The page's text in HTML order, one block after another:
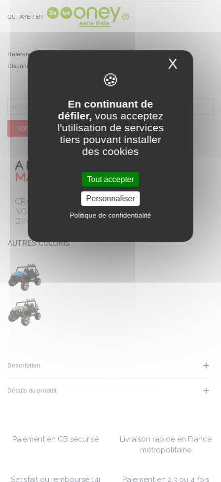
OU PAYER EN
Référence:
Disponibilité :
NOTIFIEZ MOI QUAND CE SERA DISPONIBLE
A NE PAS
MANQUER
CRAQUEZ POUR
NOTRE SELECTION
D’INCONTOURNABLES
AUTRES COLORIS
Description
Détails du produit
Paiement en CB sécurisé
Livraison rapide en France
métropolitaine
Satisfait ou remboursé 14j Paiement en 2,3 ou 4 fois
En continuant de
défiler, vous acceptez
l'utilisation de services
tiers pouvant installer
des cookies
Tout accepter
Personnaliser
Politique de confidentialité
X